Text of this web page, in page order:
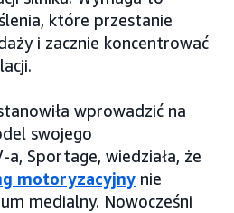
które przestanie
i zacznie koncentrować
wprowadzić na
swojego
Sportage, wiedziała, że
motoryzacyjny nie
medialny. Nowocześni